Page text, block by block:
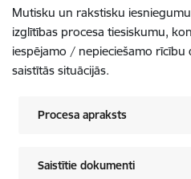
Mutisku un rakstisku
izglītības procesa tiesiskumu,
iespējamo / nepieciešamo rīcību
saistītās situācijās.
Procesa apraksts
Saistītie dokumenti